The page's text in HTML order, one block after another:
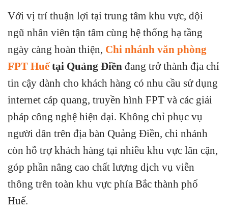
Với vị trí thuận lợi tại trung tâm khu vực, đội
ngũ nhân viên tận tâm cùng hệ thống hạ tầng
ngày càng hoàn thiện, Chi nhánh văn phòng
FPT Huếtại Quảng Điền đang trở thành địa chỉ
tin cậy dành cho khách hàng có nhu cầu sử dụng
internet cáp quang, truyền hình FPT và các giải
pháp công nghệ hiện đại. Không chỉ phục vụ
người dân trên địa bàn Quảng Điền, chi nhánh
còn hỗ trợ khách hàng tại nhiều khu vực lân cận,
góp phần nâng cao chất lượng dịch vụ viễn
thông trên toàn khu vực phía Bắc thành phố
Huế.